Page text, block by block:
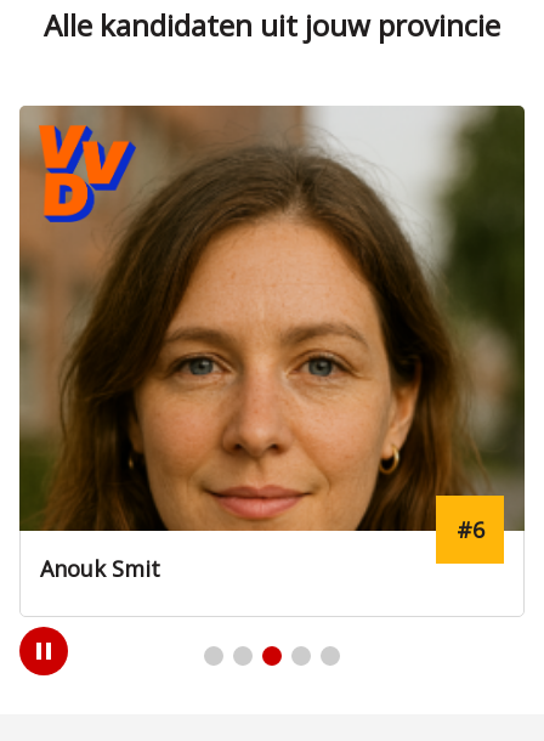
Alle kandidaten uit jouw provincie
Anouk Smit
#6
Play
/